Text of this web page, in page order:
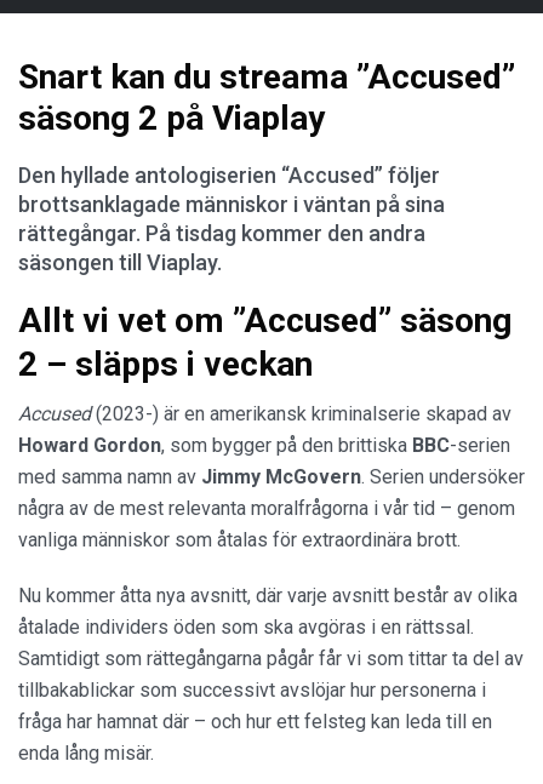
Snart kan du streama ”Accused”
säsong 2 på Viaplay
Den hyllade antologiserien “Accused” följer
brottsanklagade människor i väntan på sina
rättegångar. På tisdag kommer den andra
säsongen till Viaplay.
Allt vi vet om ”Accused” säsong
2 – släpps i veckan
Accused(2023-) är en amerikansk kriminalserie skapad av
Howard Gordon, som bygger på den brittiska BBC-serien
med samma namn av Jimmy McGovern. Serien undersöker
några av de mest relevanta moralfrågorna i vår tid – genom
vanliga människor som åtalas för extraordinära brott.
Nu kommer åtta nya avsnitt, där varje avsnitt består av olika
åtalade individers öden som ska avgöras i en rättssal.
Samtidigt som rättegångarna pågår får vi som tittar ta del av
tillbakablickar som successivt avslöjar hur personerna i
fråga har hamnat där – och hur ett felsteg kan leda till en
enda lång misär.